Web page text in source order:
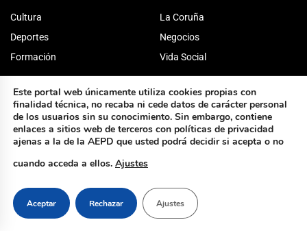
Cultura
Deportes
Formación
La Coruña
Negocios
Vida Social
Este portal web únicamente utiliza cookies propias con
finalidad técnica, no recaba ni cede datos de carácter personal
de los usuarios sin su conocimiento. Sin embargo, contiene
enlaces a sitios web de terceros con políticas de privacidad
ajenas a la de la AEPD que usted podrá decidir si acepta o no
cuando acceda a ellos. Ajustes
Aceptar Rechazar Ajustes